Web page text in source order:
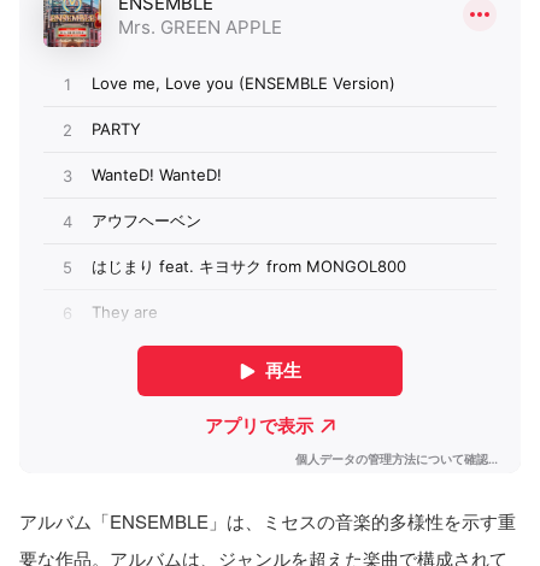
アルバム「ENSEMBLE」は、ミセスの音楽的多様性を示す重
要な作品。アルバムは、ジャンルを超えた楽曲で構成されて